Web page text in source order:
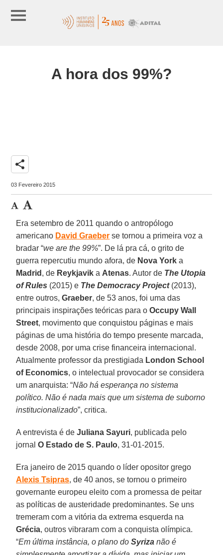
A hora dos 99%?
share
03 Fevereiro 2015
Era setembro de 2011 quando o antropólogo
americano David Graeber se tornou a primeira voz a
bradar “we are the 99%”. De lá pra cá, o grito de
guerra repercutiu mundo afora, de Nova York a
Madrid , de Reykjavik a Atenas. Autor de The Utopia
of Rules (2015) e The Democracy Project(2013),
entre outros,Graeber, de 53 anos, foi uma das
principais inspirações teóricas para oOccupy Wall
Street, movimento que conquistou páginas e mais
páginas de uma história do tempo presente marcada,
desde 2008, por uma crise financeira internacional.
Atualmente professor da prestigiada London School
of Economics, o intelectual provocador se considera
um anarquista: “Não há esperança no sistema
político. Não é nada mais que um sistema de suborno
institucionalizado”, critica.
A entrevista é deJuliana Sayuri, publicada pelo
jornalO Estado de S. Paulo, 31-01-2015.
Era janeiro de 2015 quando o líder opositor grego
Alexis Tsipras, de 40 anos, se tornou o primeiro
governante europeu eleito com a promessa de peitar
as políticas de austeridade predominantes. Se uns
tremeram com a vitória da extrema esquerda na
Grécia, outros vibraram com a conquista olímpica.
“Em última instância, o plano doSyriza não é